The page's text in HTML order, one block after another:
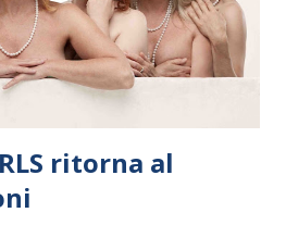
nel 2008 da Kristjan Järvi (affiancato
di consulent...
ritorna al